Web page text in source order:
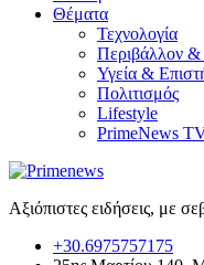
Θέματα
Τεχνολογία
Περιβάλλον &
Υγεία &
Πολιτισμός
Lifestyle
PrimeNews
Αξιόπιστες ειδήσεις, με
+30.6975757175